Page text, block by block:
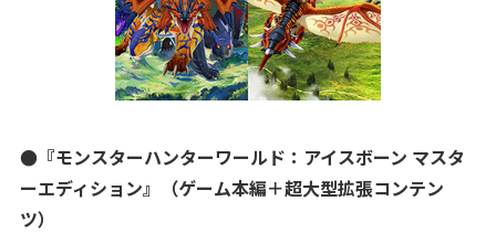
●『モンスターハンターワールド：アイスボーン マスタ
ーエディション』（ゲーム本編＋超大型拡張コンテン
ツ）